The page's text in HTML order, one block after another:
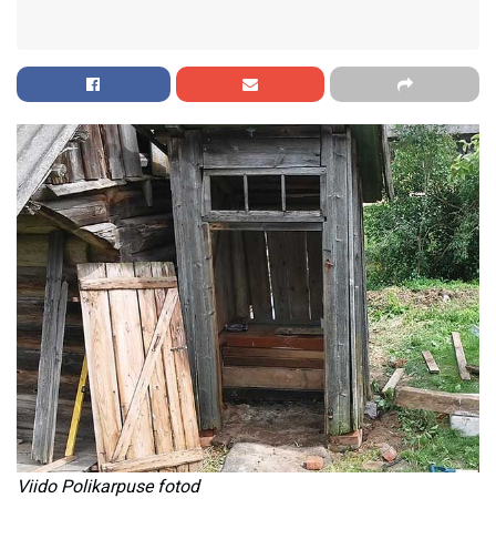
Viido Polikarpuse fotod